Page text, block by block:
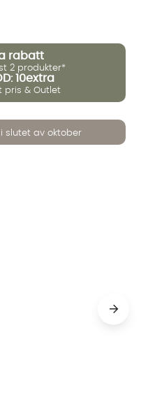
rabatt
2 produkter*
10extra
pris & Outlet
slutet av oktober